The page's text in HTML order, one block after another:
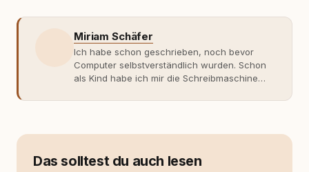
Miriam Schäfer
Ich habe schon geschrieben, noch bevor
Computer selbstverständlich wurden. Schon
als Kind habe ich mir die Schreibmaschine
getippt: Geschichten, Beobachtungen,
weniger guten Erfahrungen. Umso mehr hat
Das solltest du auch lesen